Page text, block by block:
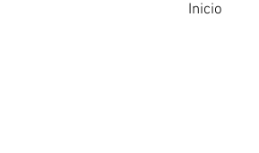
Inicio